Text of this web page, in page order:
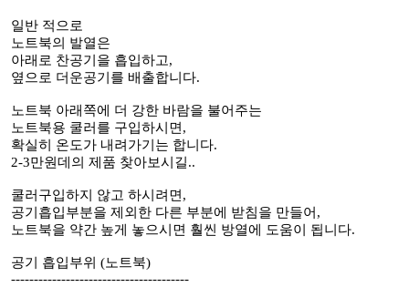
일반 적으로
노트북의 발열은
아래로 찬공기을 흡입하고,
옆으로 더운공기를 배출합니다.
노트북 아래쪽에 더 강한 바람을 불어주는
노트북용 쿨러를 구입하시면,
확실히 온도가 내려가기는 합니다.
2-3만원데의 제품 찾아보시길..
쿨러구입하지 않고 하시려면,
공기흡입부분을 제외한 다른 부분에 받침을 만들어,
노트북을 약간 높게 놓으시면 훨씬 방열에 도움이 됩니다.
공기 흡입부위 (노트북)
---------------------------------------